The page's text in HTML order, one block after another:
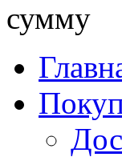
сумму